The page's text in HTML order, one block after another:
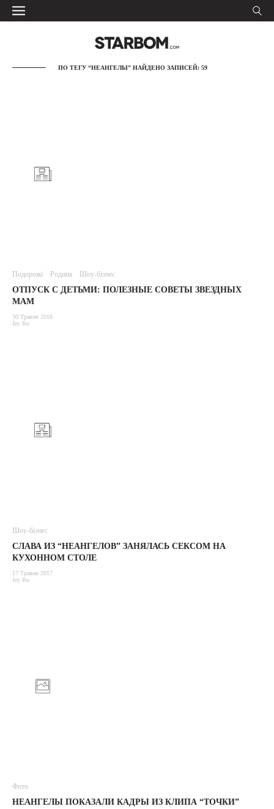
ПО ТЕГУ “НЕАНГЕЛЫ” НАЙДЕНО ЗАПИСЕЙ: 59
Подорожі Родина Шоу-бізнес
ОТПУСК С ДЕТЬМИ: ПОЛЕЗНЫЕ СОВЕТЫ ЗВЕЗДНЫХ
МАМ
30 Травня 2018
Jey Ro
Шоу-бізнес
СЛАВА ИЗ “НЕАНГЕЛОВ” ЗАНЯЛАСЬ СЕКСОМ НА
КУХОННОМ СТОЛЕ
17 Травня 2017
Jey Ro
Фото
НЕАНГЕЛЫ ПОКАЗАЛИ КАДРЫ ИЗ КЛИПА “ТОЧКИ”